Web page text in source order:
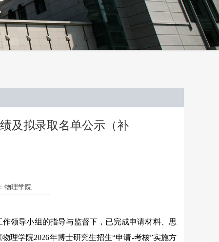
及拟录取名单公示（补
理学院
领导小组的指导与监督下，已完成申请材料、思
物理学院2026年博士研究生招生“申请-考核”实施方